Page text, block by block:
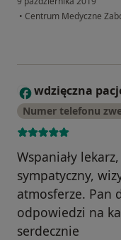
• Centrum Medyczne
W wdzięczna
Numer telefonu
Wspaniały
sympatyczny,
atmosferze. Pan
odpowiedzi na
serdecznie